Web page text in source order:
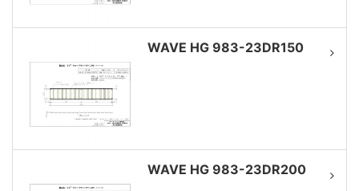
WAVE HG 983-23DR150
WAVE HG 983-23DR200